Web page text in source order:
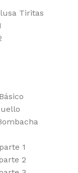
Tiritas
1
2